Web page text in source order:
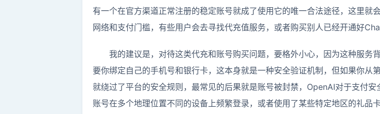
有一个在官方渠道正常注册的稳定账号就成了使用它的唯一合法途径，这里
网络和支付门槛，有些用户会去寻找代充值服务，或者购买别人已经开通好
我的建议是，对待这类代充和账号购买问题，要格外小心，因为这种服务
要你绑定自己的手机号和银行卡，这本身就是一种安全验证机制，但如果你从
就绕过了平台的安全规则，最常见的后果就是账号被封禁，OpenAI对于支付
账号在多个地理位置不同的设备上频繁登录，或者使用了某些特定地区的礼品